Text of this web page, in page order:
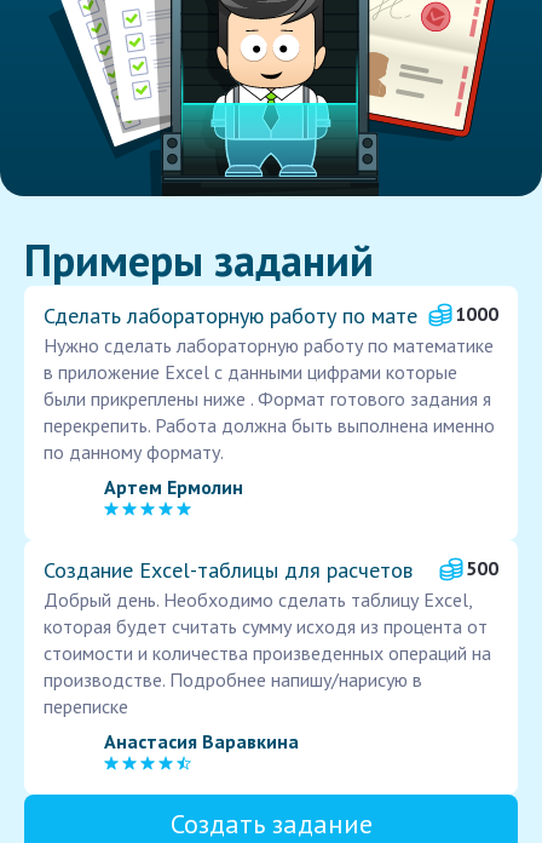
Примеры заданий
Сделать лабораторную работу по мате
1000
Нужно сделать лабораторную работу по математике
в приложение Excel с данными цифрами которые
были прикреплены ниже . Формат готового задания я
перекрепить. Работа должна быть выполнена именно
по данному формату.
Артем Ермолин
Создание Excel-таблицы для расчетов
500
Добрый день. Необходимо сделать таблицу Excel,
которая будет считать сумму исходя из процента от
стоимости и количества произведенных операций на
производстве. Подробнее напишу/нарисую в
переписке
Анастасия Варавкина
Создать задание